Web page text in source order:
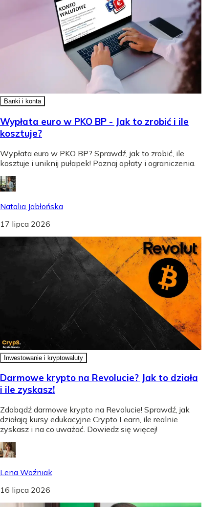
Banki i konta
Wypłata euro w PKO BP - Jak to zrobić i ile
kosztuje?
Wypłata euro w PKO BP? Sprawdź, jak to zrobić, ile
kosztuje i uniknij pułapek! Poznaj opłaty i ograniczenia.
Natalia Jabłońska
17 lipca 2026
Inwestowanie i kryptowaluty
Darmowe krypto na Revolucie? Jak to działa
i ile zyskasz!
Zdobądź darmowe krypto na Revolucie! Sprawdź, jak
działają kursy edukacyjne Crypto Learn, ile realnie
zyskasz i na co uważać. Dowiedz się więcej!
Lena Woźniak
16 lipca 2026